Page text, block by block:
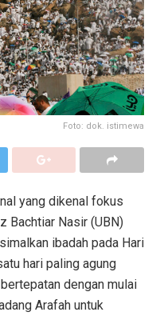
Foto: dok. istimewa
yang dikenal fokus
Bachtiar Nasir (UBN)
ibadah pada Hari
hari paling agung
dengan mulai
Arafah untuk